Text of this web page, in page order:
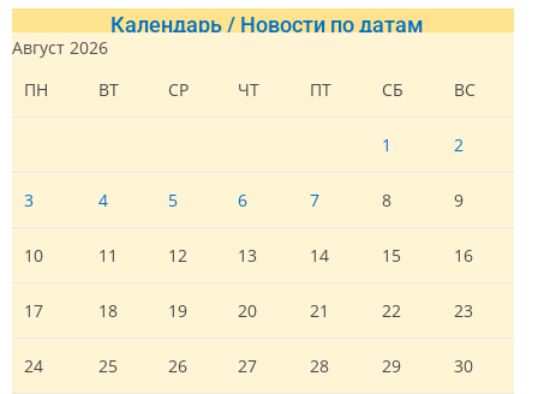
Календарь / Новости по датам
Август 2026
ПН
ВТ СР ЧТ ПТ СБ ВС
1 2
3 4 5 6 7 8 9
10 11 12 13 14 15 16
17 18 19 20 21 22 23
24 25 26 27 28 29 30